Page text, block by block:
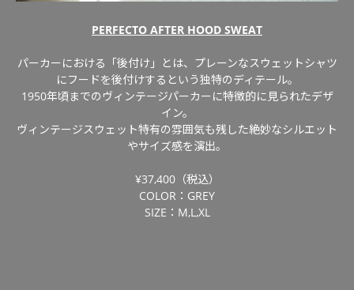
PERFECTO AFTER HOOD SWEAT
パーカーにおける「後付け」とは、プレーンなスウェットシャツ
にフードを後付けするという独特のディテール。
1950年頃までのヴィンテージパーカーに特徴的に見られたデザ
イン。
ヴィンテージスウェット特有の雰囲気も残した絶妙なシルエット
やサイズ感を演出。
¥37,400（税込）
COLOR：GREY
SIZE：M,L,XL